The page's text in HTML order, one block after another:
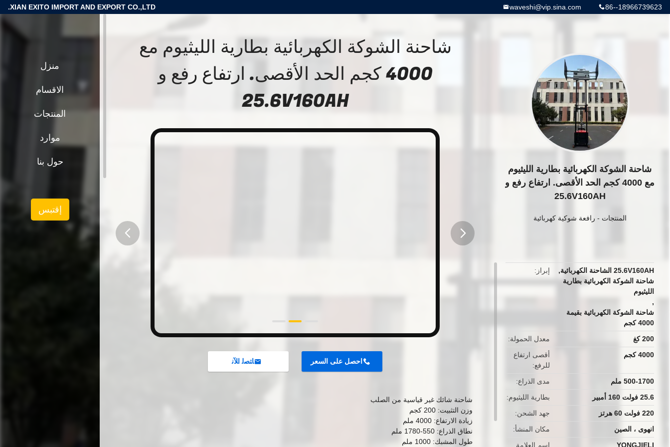
XIAN EXITO IMPORT AND EXPORT CO.,LTD. 86--18966739623
waveshi@vip.sina.com
شاحنة الشوكة الكهربائية بطارية الليثيوم
مع 4000 كجم الحد الأقصى. ارتفاع رفع و
25.6V160AH
المنتجات - رافعة شوكية كهربائية
إبراز 25.6V160AH الشاحنة الكهربائية
,
شاحنة الشوكة الكهربائية بطارية
الليثيوم
,
شاحنة الشوكة الكهربائية بقيمة
4000 كجم
معدل الحمولة
200 كغ
أقصى ارتفاع
للرفع
4000 كجم
مدى الذراع
500-1700 ملم
بطارية الليثيوم
25.6 فولت 160 أمبير
جهد الشحن
220 فولت 60 هرتز
مكان المنشأ
انهوى ، الصين
اسم العلامة
YONGJIELI
شاحنة الشوكة الكهربائية بطارية الليثيوم مع
4000 كجم الحد الأقصى. ارتفاع رفع و
25.6V160AH
احصل على السعر ﺎﺘﺼﻟ ﺍﻶﻧ
شاحنة شائك غير قياسية من الصلب
وزن التثبيت: 200 كجم
زيادة الارتفاع: 4000 ملم
نطاق الذراع: 550-1780 ملم
طول المشبك: 1000 ملم
منزل
الاقسام
المنتجات
موارد
حول بنا
إقتبس